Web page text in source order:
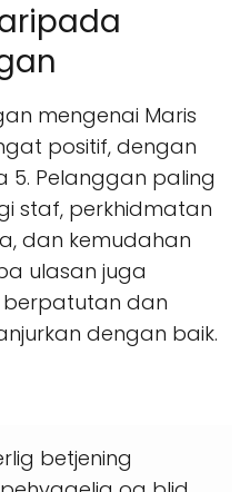
mengenai Maris
positif, dengan
Pelanggan paling
staf, perkhidmatan
dan kemudahan
ulasan juga
dan
dengan baik.
betjening